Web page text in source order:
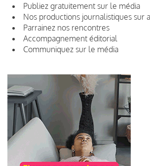
Publiez gratuitement sur le média
Nos productions journalistiques sur
Parrainez nos rencontres
Accompagnement éditorial
Communiquez sur le média